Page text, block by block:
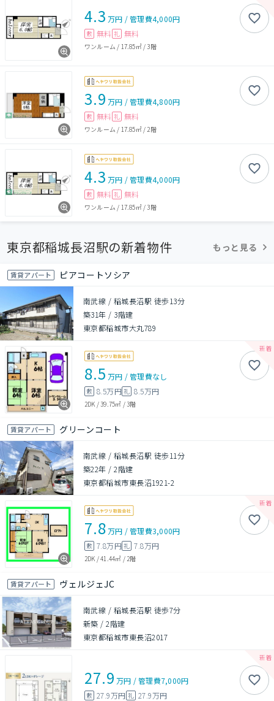
4.3 万円 /管理費4,000円
敷 無料 礼 無料
ワンルーム / 17.85㎡/3階
3.9 万円 /管理費4,800円
敷 無料 礼 無料
ワンルーム / 17.85㎡/2階
4.3 万円 /管理費4,000円
敷 無料 礼 無料
ワンルーム / 17.85㎡/3階
東京都稲城長沼駅の新着物件 もっと見る
賃貸アパート ピアコートソシア
南武線 / 稲城長沼駅 徒歩13分
築31年 / 3階建
東京都稲城市大丸789
8.5 万円 /管理費なし
敷 8.5万円礼 8.5万円
2DK /39.75㎡ /3階
賃貸アパート グリーンコート
南武線 / 稲城長沼駅 徒歩11分
築22年 /2階建
東京都稲城市東長沼1921-2
7.8万円 /管理費3,000円
敷 7.8万円礼 7.8万円
2DK /41.44㎡ /2階
賃貸アパート ヴェルジェJC
南武線 / 稲城長沼駅 徒歩7分
新築 /2階建
東京都稲城市東長沼2017
27.9 万円 /管理費7,000円
敷 27.9万円 礼 27.9万円